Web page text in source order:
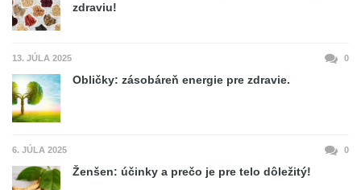
zdraviu!
13. JÚLA 2025 0
Obličky: zásobáreň energie pre zdravie.
6. JÚLA 2025 0
Ženšen: účinky a prečo je pre telo dôležitý!